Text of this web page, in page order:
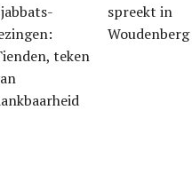
teken
spreekt in
Woudenberg